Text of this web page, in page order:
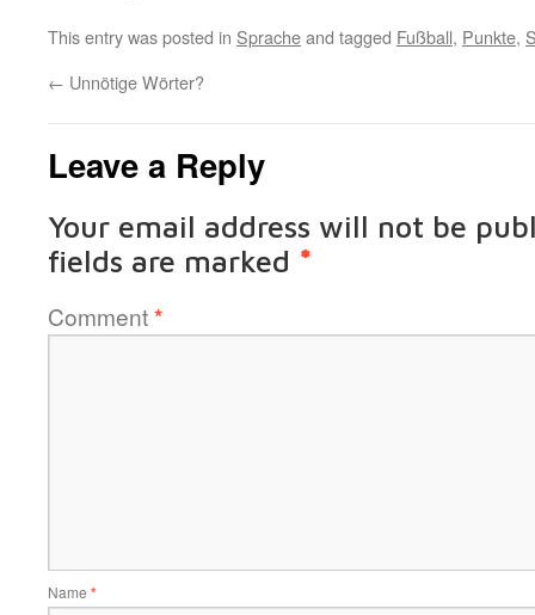
This entry was posted in Spracheand tagged Fußball, Punkte,
← Unnötige Wörter?
Leave a Reply
Your email address will not be
fields are marked *
Comment*
Name *